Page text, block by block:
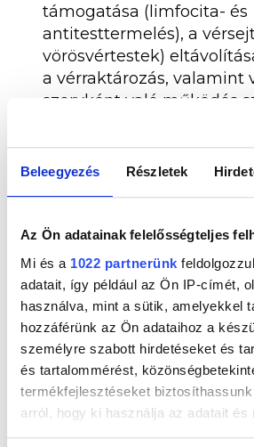
Beleegyezés Részletek
Az Ön adatainak felelősségteljes
Mi és a 1022 partnerünk
adatait, így például az Ön IP-címét,
használva, mint a sütik, amelyekkel
hozzáférünk az Ön adataihoz a
személyre szabott hirdetéseket és
és tartalommérést,
termékfejlesztéseket
arról, hogy ki használja az adatait és
támogatása (limfocita- és
antitesttermelés), a
vörösvértestek)
a vérraktározás, valamint
szervként való működés
Ezen kívül bizonyos
mint a glikogén vagy a
Tudtad, hogy amikor az égre
lélegzel, a tüdőd gyógyul,
eltűnik a depresszió és érzed,
A tüdő elsődleges
vagyis a vér oxigénellátása
dioxid eltávolítása. A tüdő
belégzéskor felvegye a
levegőből, és kilégzéskor
származó szén-dioxidot.
a tüdő fontos szerepet
vérnyomás